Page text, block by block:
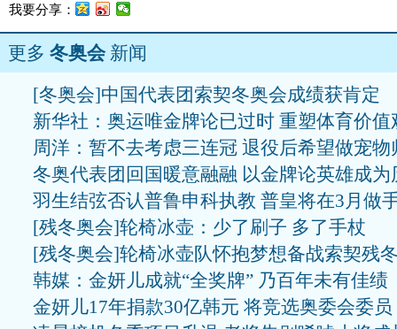
我要分享：
更多 冬奥会新闻
[冬奥会]中国代表团索契冬奥会成绩获肯定
新华社：奥运唯金牌论已过时 重塑体育价值
周洋：暂不去考虑三连冠 退役后希望做宠物
冬奥代表团回国暖意融融 以金牌论英雄成为
羽生结弦否认普鲁申科执教 普皇将在3月做
[残冬奥会]轮椅冰壶：少了刷子 多了手杖
[残冬奥会]轮椅冰壶队怀抱梦想备战索契残
韩媒：金妍儿成就“全奖牌” 乃百年未有佳绩
金妍儿17年捐款30亿韩元 将竞选奥委会委员